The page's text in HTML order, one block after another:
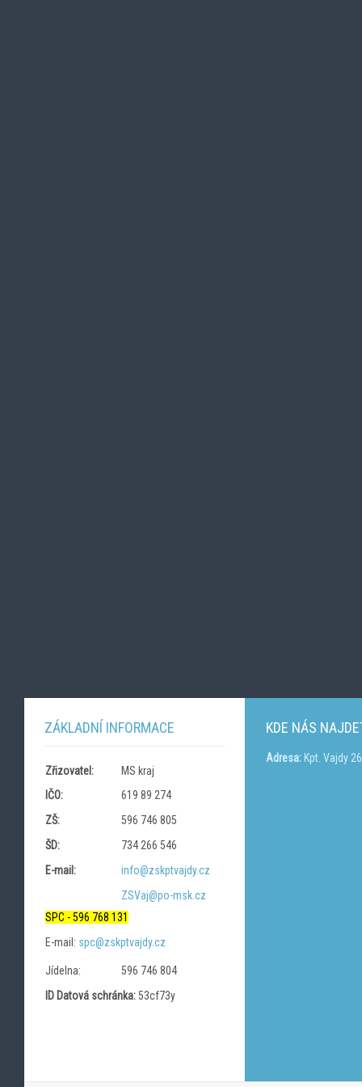
ZÁKLADNÍ INFORMACE
Zřizovatel:
MS kraj
IČO:
619 89 274
ZŠ:
596 746 805
ŠD:
734 266 546
E-mail:
info@zskptvajdy.cz
ZSVaj@po-msk.cz
SPC - 596 768 131
E-mail: spc@zskptvajdy.cz
Jídelna:
596 746 804
ID Datová schránka:53cf73y
KDE NÁS
Adresa:Kpt. Vajdy